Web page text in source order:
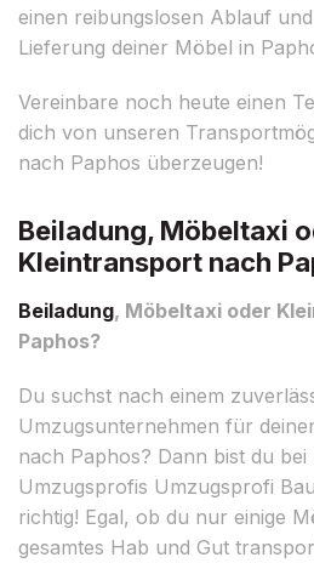
einen reibungslosen Ablauf
Lieferung deiner Möbel in
Vereinbare noch heute einen
dich von unseren
nach Paphos überzeugen!
Beiladung, Möbeltaxi
Kleintransport nach
Beiladung, Möbeltaxi oder
Paphos?
Du suchst nach einem
Umzugsunternehmen für
nach Paphos? Dann bist du bei
Umzugsprofis Umzugsprofi
richtig! Egal, ob du nur einige
gesamtes Hab und Gut